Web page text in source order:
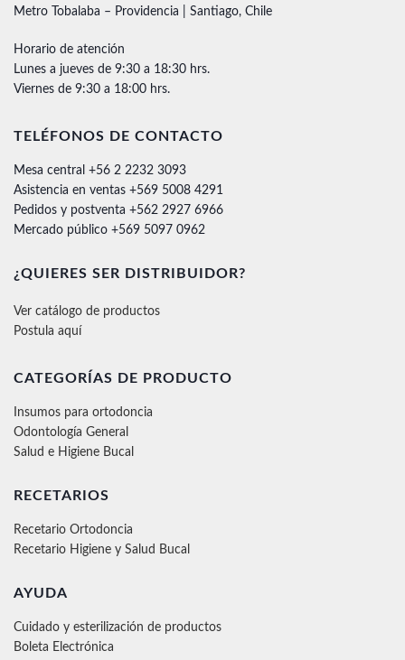
Metro Tobalaba – Providencia | Santiago, Chile
Horario de atención
Lunes a jueves de 9:30 a 18:30 hrs.
Viernes de 9:30 a 18:00 hrs.
TELÉFONOS DE CONTACTO
Mesa central +56 2 2232 3093
Asistencia en ventas +569 5008 4291
Pedidos y postventa +562 2927 6966
Mercado público +569 5097 0962
¿QUIERES SER DISTRIBUIDOR?
Ver catálogo de productos
Postula aquí
CATEGORÍAS DE PRODUCTO
Insumos para ortodoncia
Odontología General
Salud e Higiene Bucal
RECETARIOS
Recetario Ortodoncia
Recetario Higiene y Salud Bucal
AYUDA
Cuidado y esterilización de productos
Boleta Electrónica